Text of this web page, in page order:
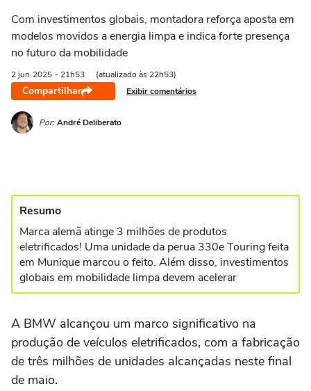
Com investimentos globais, montadora reforça aposta em
modelos movidos a energia limpa e indica forte presença
no futuro da mobilidade
2 jun 2025 - 21h53 (atualizado às 22h53)
Compartilhar Exibir comentários
Por: André Deliberato
Resumo
Marca alemã atinge 3 milhões de produtos
eletrificados! Uma unidade da perua 330e Touring feita
em Munique marcou o feito. Além disso, investimentos
globais em mobilidade limpa devem acelerar
A BMW alcançou um marco significativo na
produção de veículos eletrificados, com a fabricação
de três milhões de unidades alcançadas neste final
de maio.